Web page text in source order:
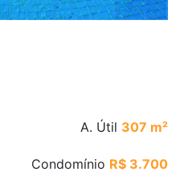
A. Útil 307 m²
Condomínio R$ 3.700